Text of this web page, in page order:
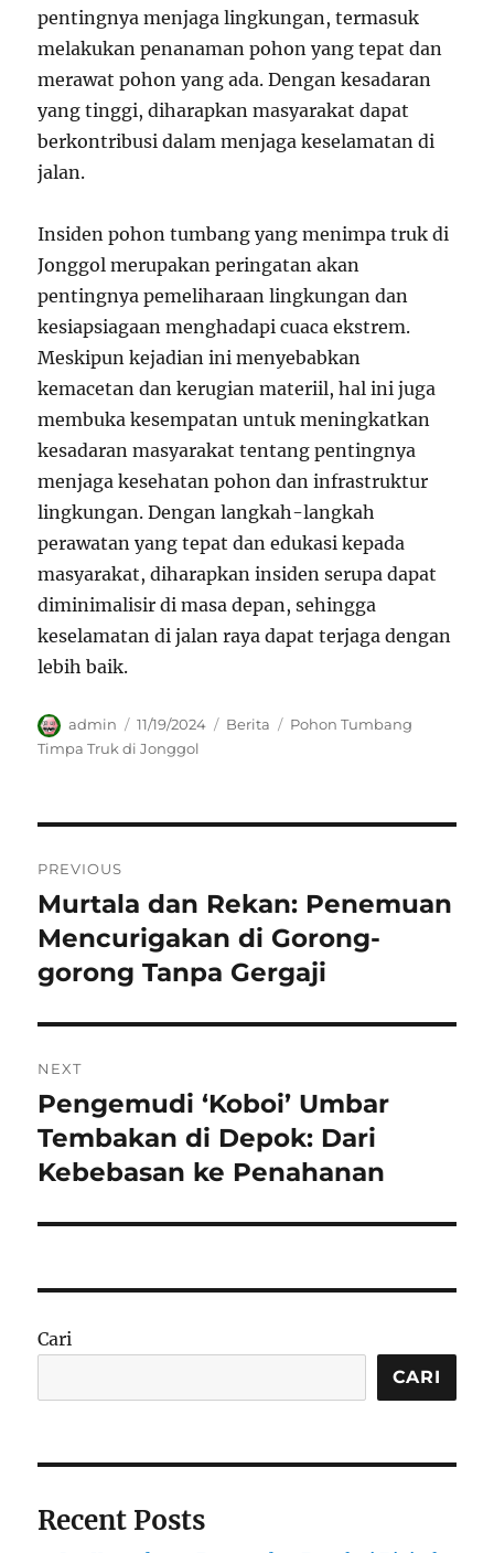
pentingnya menjaga lingkungan, termasuk
melakukan penanaman pohon yang tepat dan
merawat pohon yang ada. Dengan kesadaran
yang tinggi, diharapkan masyarakat dapat
berkontribusi dalam menjaga keselamatan di
jalan.
Insiden pohon tumbang yang menimpa truk di
Jonggol merupakan peringatan akan
pentingnya pemeliharaan lingkungan dan
kesiapsiagaan menghadapi cuaca ekstrem.
Meskipun kejadian ini menyebabkan
kemacetan dan kerugian materiil, hal ini juga
membuka kesempatan untuk meningkatkan
kesadaran masyarakat tentang pentingnya
menjaga kesehatan pohon dan infrastruktur
lingkungan. Dengan langkah-langkah
perawatan yang tepat dan edukasi kepada
masyarakat, diharapkan insiden serupa dapat
diminimalisir di masa depan, sehingga
keselamatan di jalan raya dapat terjaga dengan
lebih baik.
Author
admin
Posted
on
11/19/2024 Categories
Berita Tags
Pohon Tumbang
Timpa Truk di Jonggol
pos
PREVIOUS
Previous
post:
Murtala dan Rekan: Penemuan
Mencurigakan di Gorong-
gorong Tanpa Gergaji
NEXT
Next
post:
Pengemudi ‘Koboi’ Umbar
Tembakan di Depok: Dari
Kebebasan ke Penahanan
Cari
CARI
Recent Posts